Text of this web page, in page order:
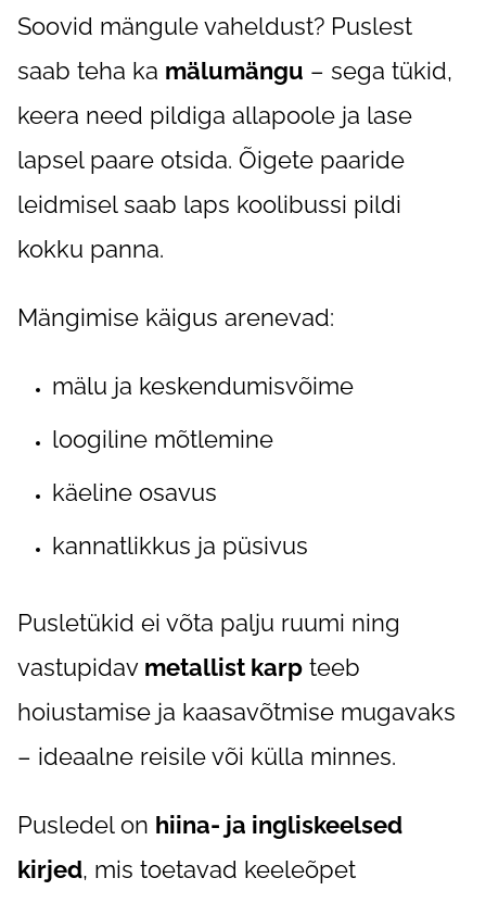
Soovid mängule vaheldust? Puslest
saab teha ka mälumängu – sega tükid,
keera need pildiga allapoole ja lase
lapsel paare otsida. Õigete paaride
leidmisel saab laps koolibussi pildi
kokku panna.
Mängimise käigus arenevad:
mälu ja keskendumisvõime
loogiline mõtlemine
käeline osavus
kannatlikkus ja püsivus
Pusletükid ei võta palju ruumi ning
vastupidav metallist karp teeb
hoiustamise ja kaasavõtmise mugavaks
– ideaalne reisile või külla minnes.
Pusledel on hiina- ja ingliskeelsed
kirjed, mis toetavad keeleõpet